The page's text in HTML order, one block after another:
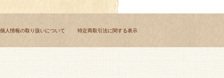
個人情報の取り扱いについて 特定商取引法に関する表示